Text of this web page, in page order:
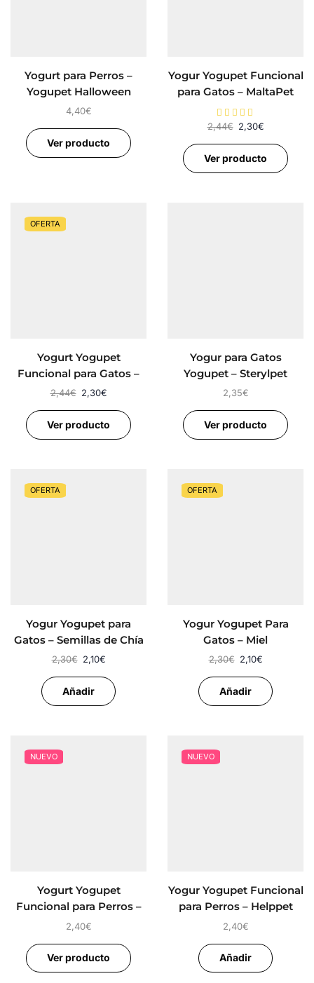
Yogurt para Perros –
Yogupet Halloween
4,40€
Ver producto
Yogur Yogupet Funcional
para Gatos – MaltaPet
2,44€ 2,30€
Ver producto
OFERTA
Yogurt Yogupet
Funcional para Gatos –
Digespet
2,44€ 2,30€
Ver producto
Yogur para Gatos
Yogupet – Sterylpet
Gatos Esterilizados
2,35€
Ver producto
OFERTA
Yogur Yogupet para
Gatos – Semillas de Chía
2,30€ 2,10€
Añadir
OFERTA
Yogur Yogupet Para
Gatos – Miel
2,30€ 2,10€
Añadir
NUEVO
Yogurt Yogupet
Funcional para Perros –
Digestpet
2,40€
Ver producto
NUEVO
Yogur Yogupet Funcional
para Perros – Helppet
2,40€
Añadir